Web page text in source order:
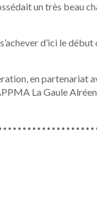
un très beau
d’ici le
en partenariat
La Gaule